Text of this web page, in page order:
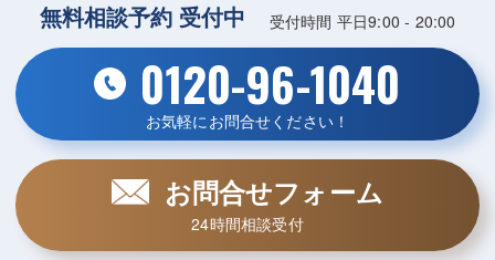
無料相談予約 受付中 受付時間 平日9:00 - 20:00
0120-96-1040
お気軽にお問合せください！
お問合せフォーム
24時間相談受付